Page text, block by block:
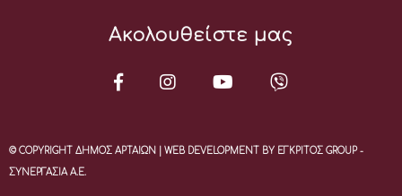
Ακολουθείστε μας
© COPYRIGHT ΔΗΜΟΣ ΑΡΤΑΙΩΝ | WEB DEVELOPMENT BY ΕΓΚΡΙΤΟΣ GROUP -
ΣΥΝΕΡΓΑΣΙΑ Α.Ε.